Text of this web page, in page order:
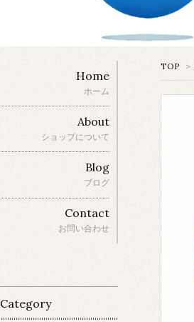
TOP >
Home
ホーム
About
ショップについて
Blog
ブログ
Contact
お問い合わせ
Category